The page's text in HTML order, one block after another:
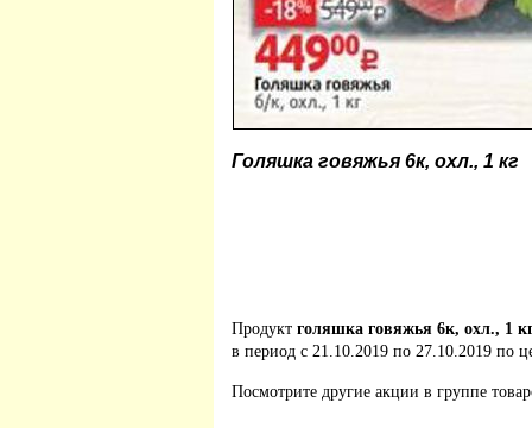
Голяшка говяжья 6к, охл., 1 кг
Продукт голяшка говяжья 6к, охл., 1
в период с 21.10.2019 по 27.10.2019 по
Посмотрите другие акции в группе